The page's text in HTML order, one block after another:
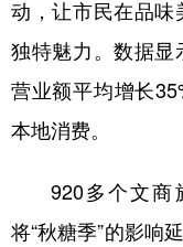
动，让市民在品味
独特魅力。数据显
营业额平均增长
本地消费。
920多个文商
将“秋糖季”的影响